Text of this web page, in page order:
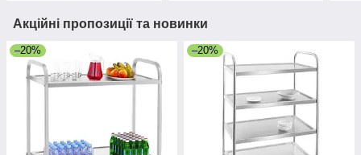
Акційні пропозиції та новинки
–20% –20%